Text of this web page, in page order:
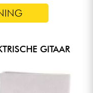
GITAAR